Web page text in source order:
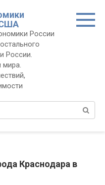
США
России
России.
мира.
Краснодара в